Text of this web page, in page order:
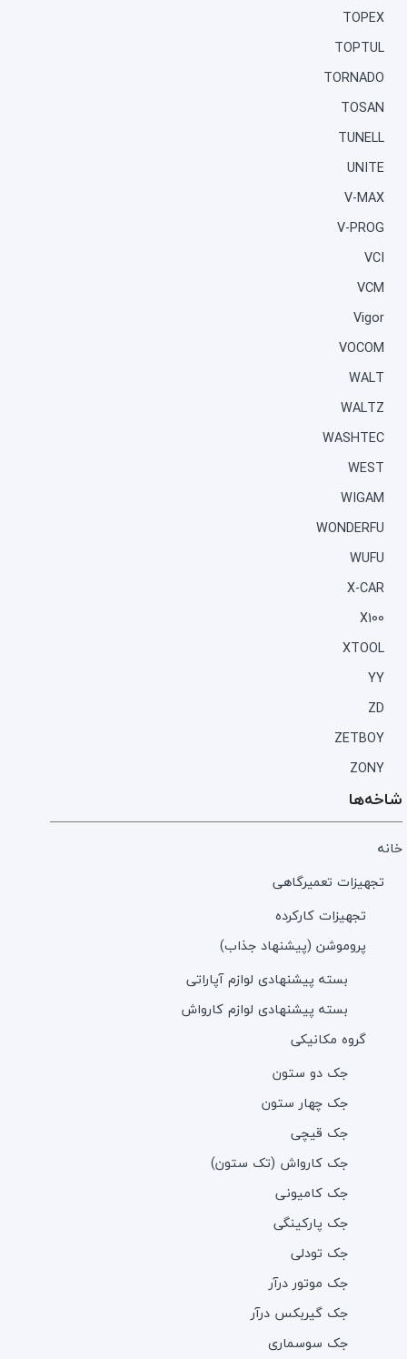
TOPEX
TOPTUL
TORNADO
TOSAN
TUNELL
UNITE
V-MAX
V-PROG
VCI
VCM
Vigor
VOCOM
WALT
WALTZ
WASHTEC
WEST
WIGAM
WONDERFU
WUFU
X-CAR
X100
XTOOL
YY
ZD
ZETBOY
ZONY
شاخه‌ها
خانه
تجهیزات تعمیرگاهی
تجهیزات کارکرده
پروموشن (پیشنهاد جذاب)
بسته پیشنهادی لوازم آپاراتی
بسته پیشنهادی لوازم کارواش
گروه مکانیکی
جک دو ستون
جک چهار ستون
جک قیچی
جک کارواش (تک ستون)
جک کامیونی
جک پارکینگی
جک تودلی
جک موتور درآر
جک گیربکس درآر
جک سوسماری